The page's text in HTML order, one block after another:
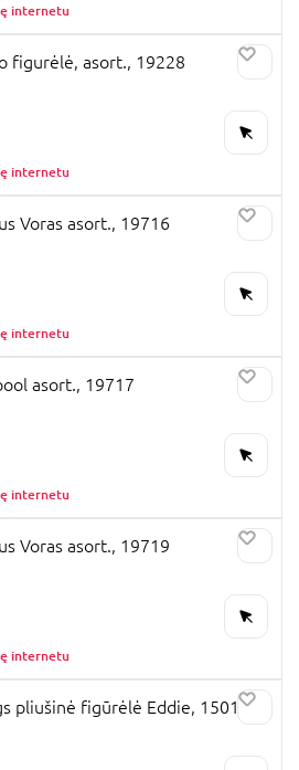
internetu
figurėlė, asort., 19228
internetu
Voras asort., 19716
internetu
asort., 19717
internetu
Voras asort., 19719
internetu
pliušinė figūrėlė Eddie, 15015